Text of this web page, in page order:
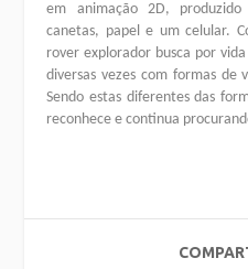
em animação 2D,
canetas, papel e um celular.
rover explorador busca por
diversas vezes com formas de
Sendo estas diferentes das
reconhece e continua